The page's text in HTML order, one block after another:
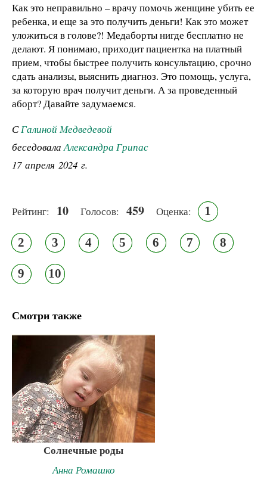
Как это неправильно – врачу помочь женщине убить ее
ребенка, и еще за это получить деньги! Как это может
уложиться в голове?! Медаборты нигде бесплатно не
делают. Я понимаю, приходит пациентка на платный
прием, чтобы быстрее получить консультацию, срочно
сдать анализы, выяснить диагноз. Это помощь, услуга,
за которую врач получит деньги. А за проведенный
аборт? Давайте задумаемся.
СГалиной Медведевой
беседовалаАлександра Грипас
17 апреля 2024 г.
Рейтинг: 10 Голосов: 459 Оценка: 1
2 3 4 5 6 7 8
9 10
Смотри также
Солнечные роды
Анна Ромашко